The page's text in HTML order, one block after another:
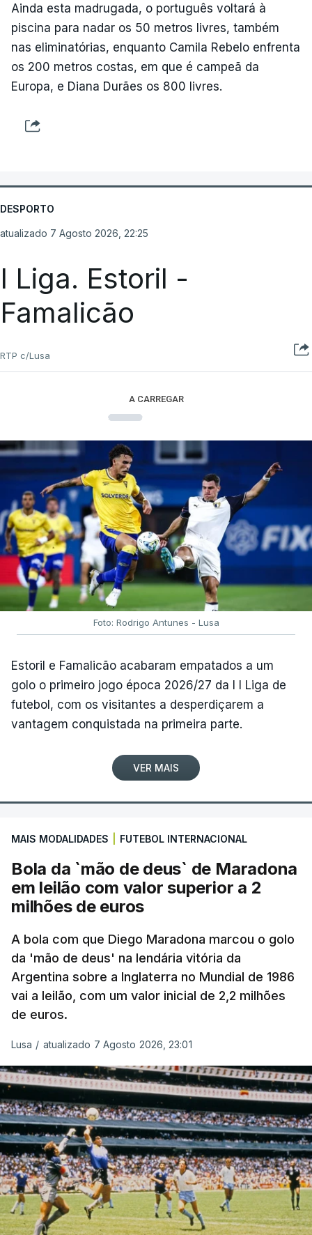
Ainda esta madrugada, o português voltará à
piscina para nadar os 50 metros livres, também
nas eliminatórias, enquanto Camila Rebelo enfrenta
os 200 metros costas, em que é campeã da
Europa, e Diana Durães os 800 livres.
DESPORTO
atualizado 7 Agosto 2026, 22:25
I Liga. Estoril -
Famalicão
RTP c/Lusa
A CARREGAR
Foto: Rodrigo Antunes - Lusa
Estoril e Famalicão acabaram empatados a um
golo o primeiro jogo época 2026/27 da I I Liga de
futebol, com os visitantes a desperdiçarem a
vantagem conquistada na primeira parte.
VER MAIS
MAIS MODALIDADES FUTEBOL INTERNACIONAL
Bola da `mão de deus` de Maradona
em leilão com valor superior a 2
milhões de euros
A bola com que Diego Maradona marcou o golo
da 'mão de deus' na lendária vitória da
Argentina sobre a Inglaterra no Mundial de 1986
vai a leilão, com um valor inicial de 2,2 milhões
de euros.
Lusa / atualizado 7 Agosto 2026, 23:01